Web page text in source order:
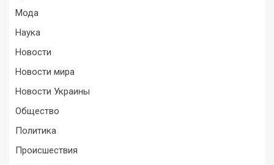
Мода
Наука
Новости
Новости мира
Новости Украины
Общество
Политика
Происшествия